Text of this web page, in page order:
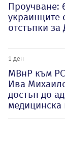
Проучване:
украинците
отстъпки за
1 ден
МВнР към
Ива
достъп до
медицинска